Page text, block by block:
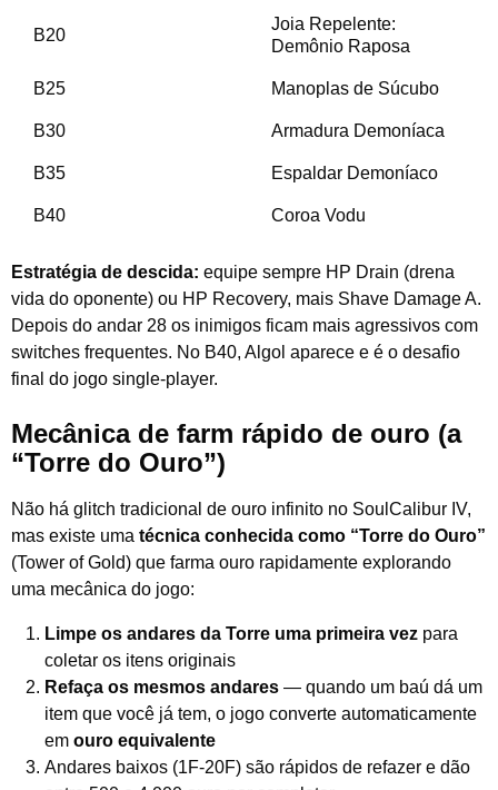
B20
Joia Repelente:
Demônio Raposa
B25 Manoplas de Súcubo
B30 Armadura Demoníaca
B35 Espaldar Demoníaco
B40 Coroa Vodu
Estratégia de descida: equipe sempre HP Drain (drena
vida do oponente) ou HP Recovery, mais Shave Damage A.
Depois do andar 28 os inimigos ficam mais agressivos com
switches frequentes. No B40, Algol aparece e é o desafio
final do jogo single-player.
Mecânica de farm rápido de ouro (a
“Torre do Ouro”)
Não há glitch tradicional de ouro infinito no SoulCalibur IV,
mas existe uma técnica conhecida como “Torre do Ouro”
(Tower of Gold) que farma ouro rapidamente explorando
uma mecânica do jogo:
Limpe os andares da Torre uma primeira vez para
coletar os itens originais
Refaça os mesmos andares — quando um baú dá um
item que você já tem, o jogo converte automaticamente
em ouro equivalente
Andares baixos (1F-20F) são rápidos de refazer e dão